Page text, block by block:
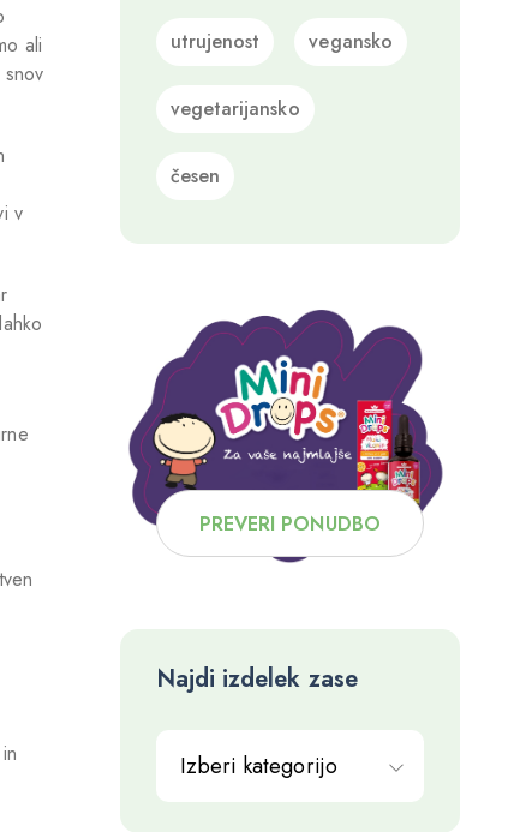
ali
v
utrujenost vegansko
vegetarijansko
česen
PREVERI PONUDBO
Najdi izdelek zase
Izberi kategorijo